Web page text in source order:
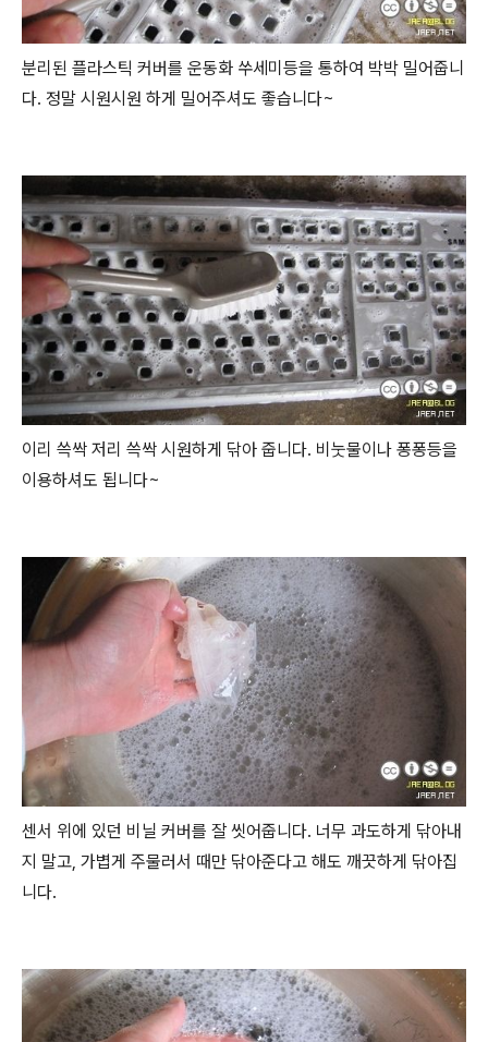
분리된 플라스틱 커버를 운동화 쑤세미등을 통하여 박박 밀어줍니
다. 정말 시원시원 하게 밀어주셔도 좋습니다~
이리 쓱싹 저리 쓱싹 시원하게 닦아 줍니다. 비눗물이나 퐁퐁등을
이용하셔도 됩니다~
센서 위에 있던 비닐 커버를 잘 씻어줍니다. 너무 과도하게 닦아내
지 말고, 가볍게 주물러서 때만 닦아준다고 해도 깨끗하게 닦아집
니다.